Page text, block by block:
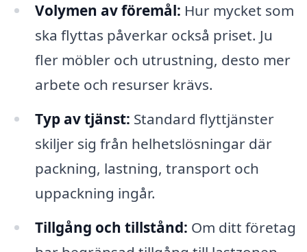
Volymen av föremål: Hur mycket som
ska flyttas påverkar också priset. Ju
fler möbler och utrustning, desto mer
arbete och resurser krävs.
Typ av tjänst: Standard flyttjänster
skiljer sig från helhetslösningar där
packning, lastning, transport och
uppackning ingår.
Tillgång och tillstånd: Om ditt företag